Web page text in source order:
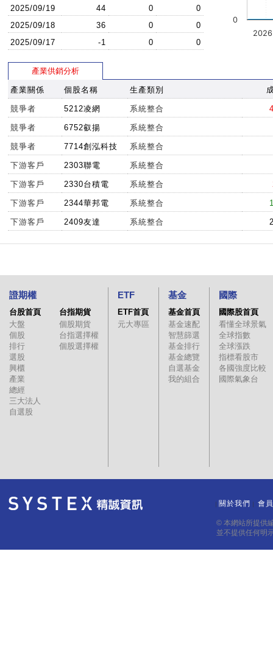
2025/09/19
44 0
0
2025/09/18
36 0
0
2025/09/17
-1 0 0
0
產業供銷分析
產業關係 個股名稱 生產類別
競爭者 5212凌網 系統整合
競爭者 6752叡揚 系統整合
競爭者 7714創泓科技 系統整合
下游客戶 2303聯電 系統整合
下游客戶 2330台積電 系統整合
下游客戶 2344華邦電 系統整合
下游客戶 2409友達 系統整合
證期權
台股首頁
大盤
個股
排行
選股
興櫃
產業
總經
三大法人
自選股
台指期貨
個股期貨
台指選擇權
個股選擇權
ETF
ETF首頁
元大專區
基金
基金首頁
基金速配
智慧篩選
基金排行
基金總覽
自選基金
我的組合
國際
國際股首頁
看懂全球景氣
全球指數
全球漲跌
指標看股市
各國強度比較
國際氣象台
關於我們 會
© 本網站所提供
並不提供任何明